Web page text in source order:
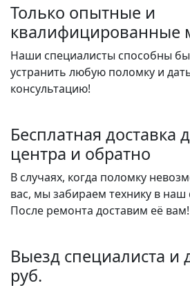
Только опытные и
квалифицированные
Наши специалисты способны
устранить любую поломку и
консультацию!
Бесплатная доставка
центра и обратно
В случаях, когда поломку
вас, мы забираем технику в
После ремонта доставим её вам!
Выезд специалиста и
руб.